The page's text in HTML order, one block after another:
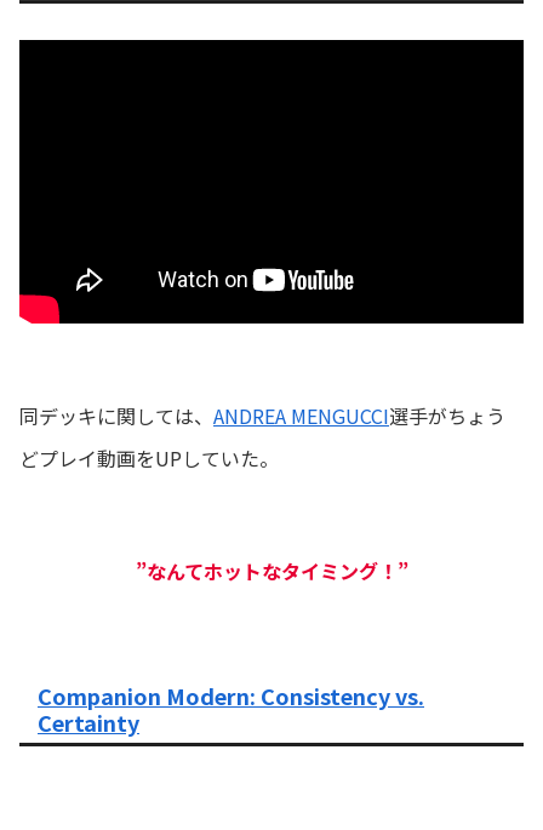
同デッキに関しては、 ANDREA MENGUCCI選手がちょう
どプレイ動画をUPしていた。
”なんてホットなタイミング！”
Companion Modern: Consistency vs.
Certainty